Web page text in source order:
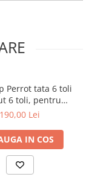
Perrot tata 6 toli
6 toli, pentru
vidanja
190,00 Lei
IN COS